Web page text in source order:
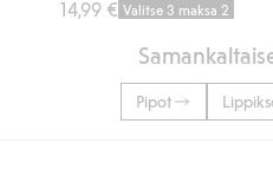
14,99 € Valitse 3 maksa 2
Pipot